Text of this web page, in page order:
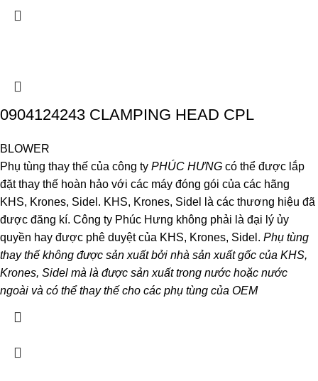
0904124243 CLAMPING HEAD CPL
BLOWER
Phụ tùng thay thế của công ty PHÚC HƯNG có thể được lắp
đặt thay thế hoàn hảo với các máy đóng gói của các hãng
KHS, Krones, Sidel. KHS, Krones, Sidel là các thương hiệu đã
được đăng kí. Công ty Phúc Hưng không phải là đại lý ủy
quyền hay được phê duyệt của KHS, Krones, Sidel. Phụ tùng
thay thế không được sản xuất bởi nhà sản xuất gốc của KHS,
Krones, Sidel mà là được sản xuất trong nước hoặc nước
ngoài và có thể thay thế cho các phụ tùng của OEM